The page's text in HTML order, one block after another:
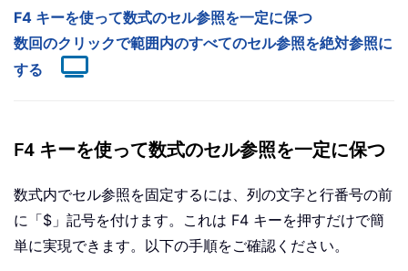
F4 キーを使って数式のセル参照を一定に保つ
数回のクリックで範囲内のすべてのセル参照を絶対参照に
する
F4 キーを使って数式のセル参照を一定に保つ
数式内でセル参照を固定するには、列の文字と行番号の前
に「$」記号を付けます。これは F4 キーを押すだけで簡
単に実現できます。以下の手順をご確認ください。